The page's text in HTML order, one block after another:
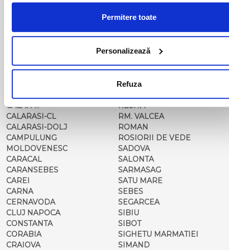
Permitere toate
Personalizează
Refuza
BISTRITA
BRAILA
BRASOV
BUZAU
CALAFAT
CALARASI-CL
CALARASI-DOLJ
CAMPULUNG
MOLDOVENESC
CARACAL
CARANSEBES
CAREI
CARNA
CERNAVODA
CLUJ NAPOCA
CONSTANTA
CORABIA
CRAIOVA
PISCU VECHI
PITESTI
PODARI
POIANA MARE
RADOVAN
RAST
RESITA
RM. VALCEA
ROMAN
ROSIORII DE VEDE
SADOVA
SALONTA
SARMASAG
SATU MARE
SEBES
SEGARCEA
SIBIU
SIBOT
SIGHETU MARMATIEI
SIMAND